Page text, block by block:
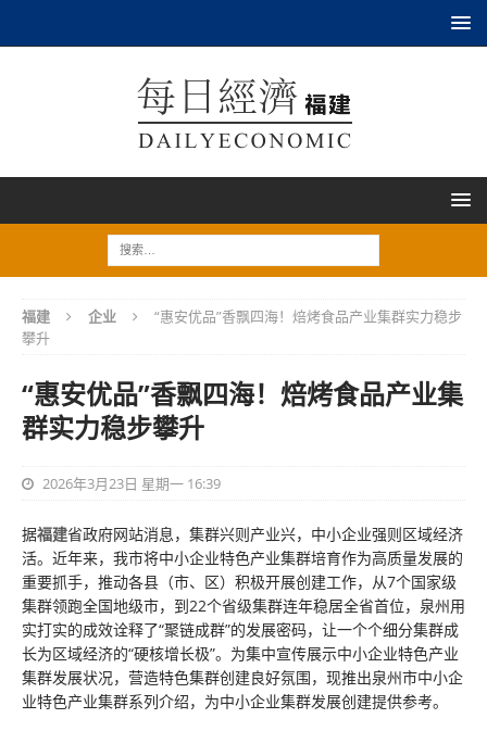
福建 企业
“惠安优品”香飘四海！焙烤食品产业集群实力稳步
攀升
“惠安优品”香飘四海！焙烤食品产业集
群实力稳步攀升
2026年3月23日 星期一 16:39
据福建省政府网站消息，集群兴则产业兴，中小企业强则区域经济
活。近年来，我市将中小企业特色产业集群培育作为高质量发展的
重要抓手，推动各县（市、区）积极开展创建工作，从7个国家级
集群领跑全国地级市，到22个省级集群连年稳居全省首位，泉州用
实打实的成效诠释了“聚链成群”的发展密码，让一个个细分集群成
长为区域经济的“硬核增长极”。为集中宣传展示中小企业特色产业
集群发展状况，营造特色集群创建良好氛围，现推出泉州市中小企
业特色产业集群系列介绍，为中小企业集群发展创建提供参考。